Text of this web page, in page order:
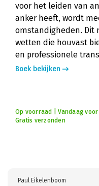
voor het leiden van
anker heeft, wordt
omstandigheden. Dit
wetten die houvast
en professionele
Boek bekijken
Op voorraad | Vandaag
Gratis verzonden
Paul Eikelenboom